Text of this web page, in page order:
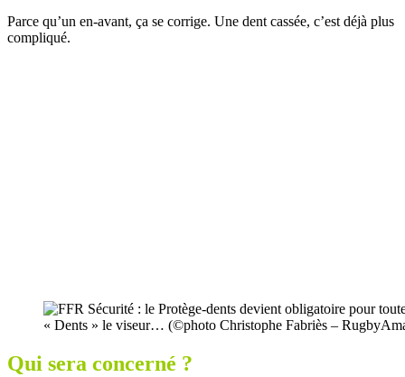
Parce qu’un en-avant, ça se corrige. Une dent cassée, c’est déjà plus
compliqué.
« Dents » le viseur… (©photo Christophe Fabriès –
Qui sera concerné ?